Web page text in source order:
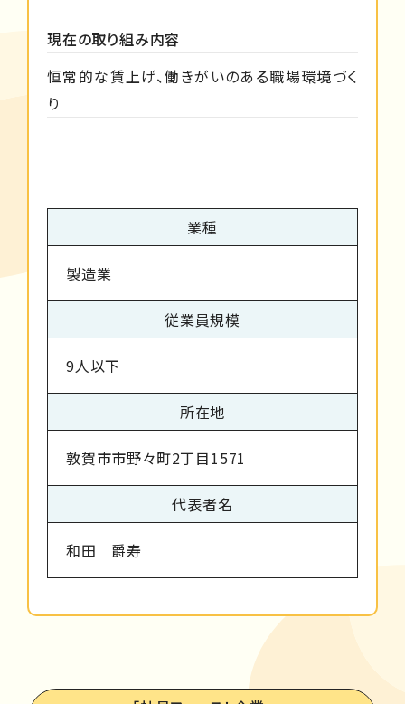
現在の取り組み内容
恒常的な賃上げ、働きがいのある職場環境づく
り
業種
製造業
従業員規模
9人以下
所在地
敦賀市市野々町2丁目1571
代表者名
和田 爵寿